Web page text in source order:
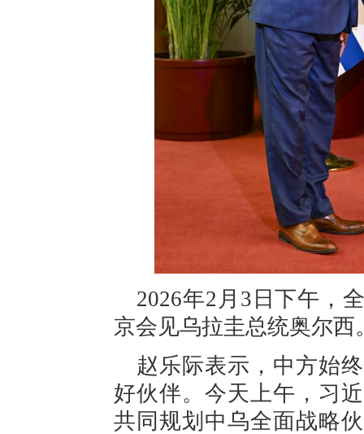
2026年2月3日下午，
京会见乌拉圭总统奥尔西
赵乐际表示，中方始
好伙伴。今天上午，习
共同规划中乌全面战略